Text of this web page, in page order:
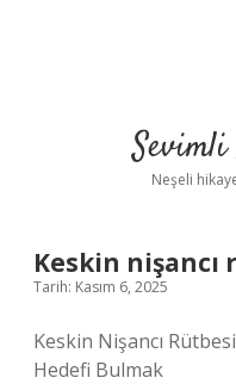
Neşeli
Keskin
Tarih: Kasım 6, 2025
Keskin Nişancı
Hedefi Bulmak